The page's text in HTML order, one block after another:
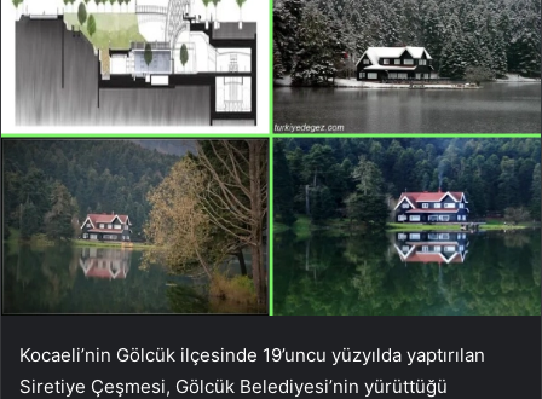
Kocaeli’nin Gölcük ilçesinde 19’uncu yüzyılda yaptırılan
Siretiye Çeşmesi, Gölcük Belediyesi’nin yürüttüğü